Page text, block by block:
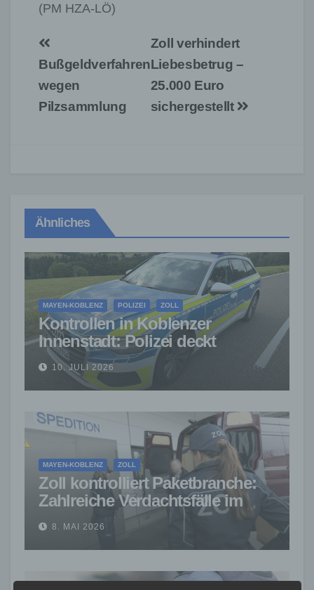
(PM HZA-LÖ)
Beitragsnavigation
Zoll verhindert
Liebesbetrug –
25.000 Euro
sichergestellt
Bußgeldverfahren
wegen
Pilzsammlung
Ähnliches
MAYEN-KOBLENZ POLIZEI ZOLL
Kontrollen in Koblenzer
Innenstadt: Polizei deckt
zahlreiche Verstöße auf
10. JULI 2026
MAYEN-KOBLENZ ZOLL
Zoll kontrolliert Paketbranche:
Zahlreiche Verdachtsfälle im
Raum Koblenz festgestellt
8. MAI 2026